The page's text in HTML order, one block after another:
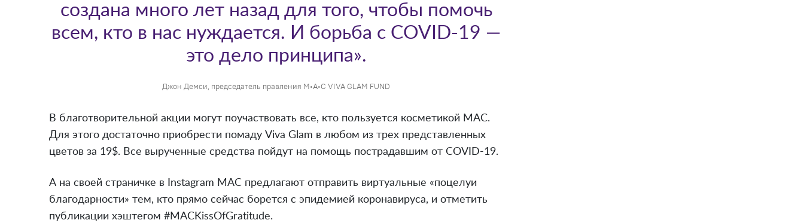
Джон Демси, председатель правления M∙A∙C VIVA GLAM FUND
создана много лет назад для того, чтобы помочь
всем, кто в нас нуждается. И борьба с COVID-19 —
это дело принципа».
В благотворительной акции могут поучаствовать все, кто пользуется косметикой MAC.
Для этого достаточно приобрести помаду Viva Glam в любом из трех представленных
цветов за 19$. Все вырученные средства пойдут на помощь пострадавшим от COVID-19.
А на своей страничке в Instagram MAC предлагают отправить виртуальные «поцелуи
благодарности» тем, кто прямо сейчас борется с эпидемией коронавируса, и отметить
публикации хэштегом #MACKissOfGratitude.